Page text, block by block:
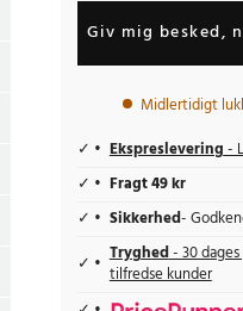
Giv mig besked,
Midlertidigt
Ekspreslevering-
Fragt 49 kr
Sikkerhed-
Tryghed- 30
tilfredse kunder